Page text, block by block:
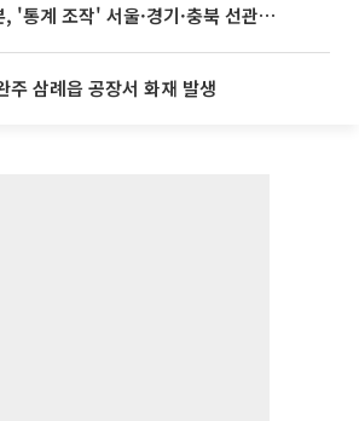
계 조작' 서울·경기·충북 선관위 등 추가 압수수색
주 삼례읍 공장서 화재 발생